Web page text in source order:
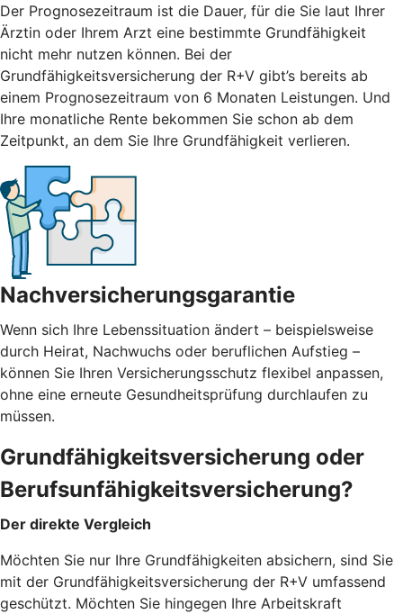
Der Prognosezeitraum ist die Dauer, für die Sie laut Ihrer
Ärztin oder Ihrem Arzt eine bestimmte Grundfähigkeit
nicht mehr nutzen können. Bei der
Grundfähigkeitsversicherung der R+V gibt’s bereits ab
einem Prognosezeitraum von 6 Monaten Leistungen. Und
Ihre monatliche Rente bekommen Sie schon ab dem
Zeitpunkt, an dem Sie Ihre Grundfähigkeit verlieren.
Nachversicherungsgarantie
Wenn sich Ihre Lebenssituation ändert – beispielsweise
durch Heirat, Nachwuchs oder beruflichen Aufstieg –
können Sie Ihren Versicherungsschutz flexibel anpassen,
ohne eine erneute Gesundheitsprüfung durchlaufen zu
müssen.
Grundfähigkeitsversicherung oder
Berufsunfähigkeitsversicherung?
Der direkte Vergleich
Möchten Sie nur Ihre Grundfähigkeiten absichern, sind Sie
mit der Grundfähigkeitsversicherung der R+V umfassend
geschützt. Möchten Sie hingegen Ihre Arbeitskraft